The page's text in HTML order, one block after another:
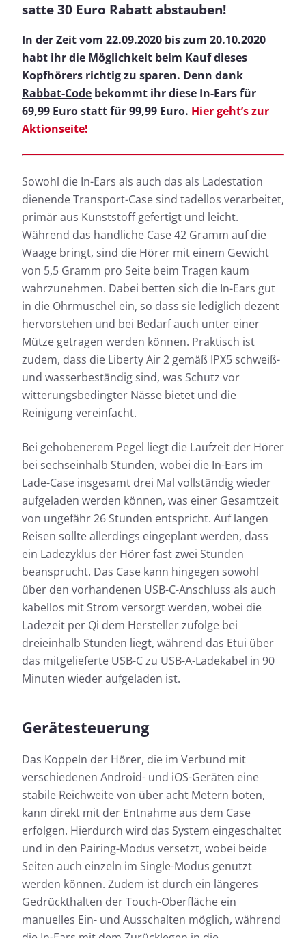
satte 30 Euro Rabatt abstauben!
In der Zeit vom 22.09.2020 bis zum 20.10.2020
habt ihr die Möglichkeit beim Kauf dieses
Kopfhörers richtig zu sparen. Denn dank
Rabbat-Code bekommt ihr diese In-Ears für
69,99 Euro statt für 99,99 Euro. Hier geht’s zur
Aktionseite!
Sowohl die In-Ears als auch das als Ladestation
dienende Transport-Case sind tadellos verarbeitet,
primär aus Kunststoff gefertigt und leicht.
Während das handliche Case 42 Gramm auf die
Waage bringt, sind die Hörer mit einem Gewicht
von 5,5 Gramm pro Seite beim Tragen kaum
wahrzunehmen. Dabei betten sich die In-Ears gut
in die Ohrmuschel ein, so dass sie lediglich dezent
hervorstehen und bei Bedarf auch unter einer
Mütze getragen werden können. Praktisch ist
zudem, dass die Liberty Air 2 gemäß IPX5 schweiß-
und wasserbeständig sind, was Schutz vor
witterungsbedingter Nässe bietet und die
Reinigung vereinfacht.
Bei gehobenerem Pegel liegt die Laufzeit der Hörer
bei sechseinhalb Stunden, wobei die In-Ears im
Lade-Case insgesamt drei Mal vollständig wieder
aufgeladen werden können, was einer Gesamtzeit
von ungefähr 26 Stunden entspricht. Auf langen
Reisen sollte allerdings eingeplant werden, dass
ein Ladezyklus der Hörer fast zwei Stunden
beansprucht. Das Case kann hingegen sowohl
über den vorhandenen USB-C-Anschluss als auch
kabellos mit Strom versorgt werden, wobei die
Ladezeit per Qi dem Hersteller zufolge bei
dreieinhalb Stunden liegt, während das Etui über
das mitgelieferte USB-C zu USB-A-Ladekabel in 90
Minuten wieder aufgeladen ist.
Gerätesteuerung
Das Koppeln der Hörer, die im Verbund mit
verschiedenen Android- und iOS-Geräten eine
stabile Reichweite von über acht Metern boten,
kann direkt mit der Entnahme aus dem Case
erfolgen. Hierdurch wird das System eingeschaltet
und in den Pairing-Modus versetzt, wobei beide
Seiten auch einzeln im Single-Modus genutzt
werden können. Zudem ist durch ein längeres
Gedrückthalten der Touch-Oberfläche ein
manuelles Ein- und Ausschalten möglich, während